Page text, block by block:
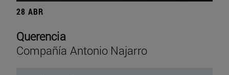
28 ABR
Querencia
Compañía Antonio Najarro